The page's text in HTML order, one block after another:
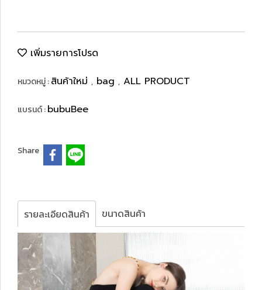
เพิ่มรายการโปรด
หมวดหมู่ :สินค้าใหม่ , bag , ALL PRODUCT
แบรนด์ :bubuBee
Share
รายละเอียดสินค้า ขนาดสินค้า